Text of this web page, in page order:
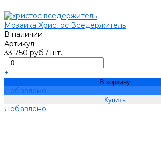
Мозаика Христос Вседержитель
В наличии
Артикул
33 750 руб / шт.
-
+
В корзину
Добавлено
Добавлено